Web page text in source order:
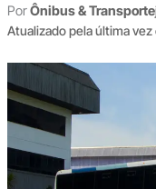
PorÔnibus & Transporte
Atualizado pela última vez